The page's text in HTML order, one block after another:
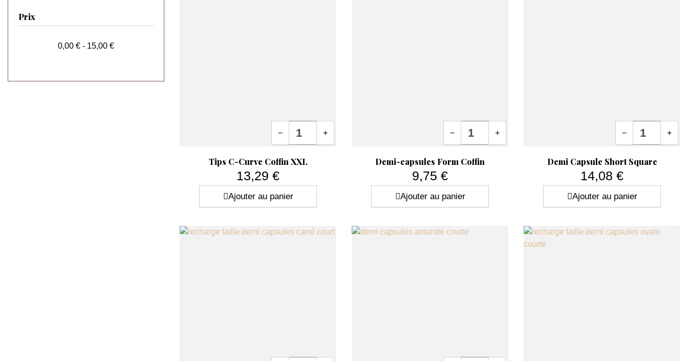
Prix
0,00 € - 15,00 €
Aperçu rapide
Tips C-Curve Coffin XXL
13,29 €
− +
Ajouter au panier
Aperçu rapide
Demi-capsules Form Coffin
9,75 €
− +
Ajouter au panier
Aperçu rapide
Demi Capsule Short Square
14,08 €
− +
Ajouter au panier